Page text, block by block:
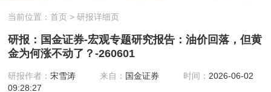
当前位置：首页 > 研报详细页
研报：国金证券-宏观专题研究报告：油价回落，但黄
金为何涨不动了？-260601
研报作者：宋雪涛 来自： 国金证券 时间： 2026-06-02
09:28:27